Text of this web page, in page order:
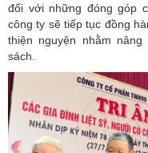
đối với những đóng góp
công ty sẽ tiếp tục đồng
thiện nguyện nhằm
sách.